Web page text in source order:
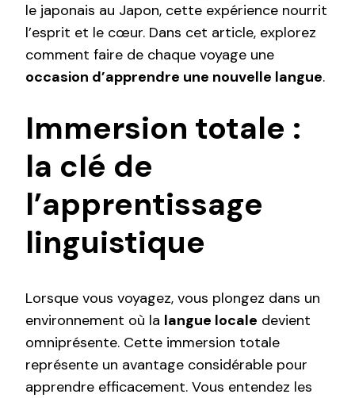
le japonais au Japon, cette expérience nourrit
l’esprit et le cœur. Dans cet article, explorez
comment faire de chaque voyage une
occasion d’apprendre une nouvelle langue.
Immersion totale :
la clé de
l’apprentissage
linguistique
Lorsque vous voyagez, vous plongez dans un
environnement où la langue locale devient
omniprésente. Cette immersion totale
représente un avantage considérable pour
apprendre efficacement. Vous entendez les